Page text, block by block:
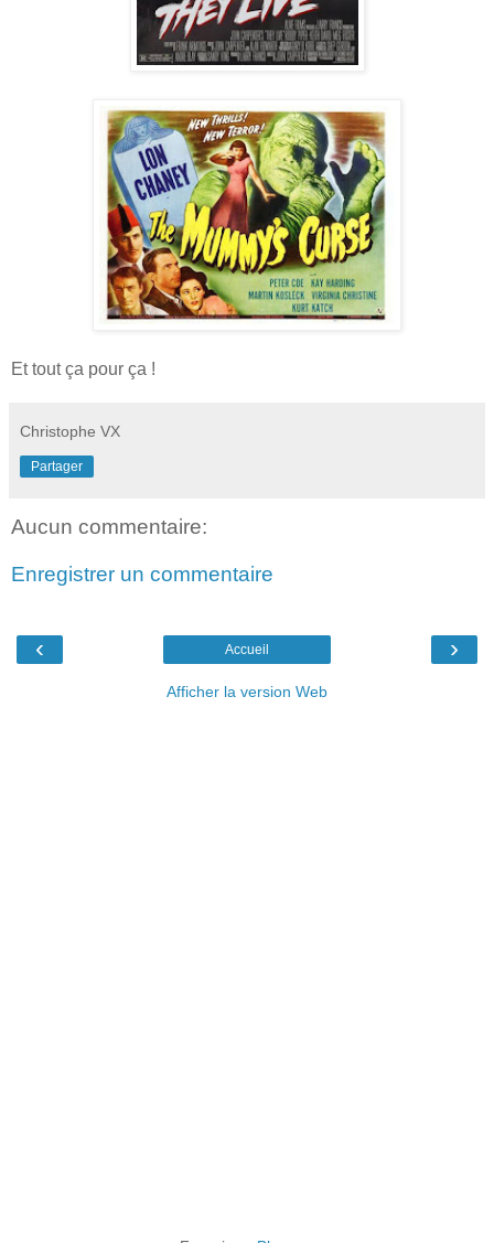
Et tout ça pour ça !
Christophe VX
Partager
Aucun commentaire:
Enregistrer un commentaire
‹ ›
Accueil
Afficher la version Web